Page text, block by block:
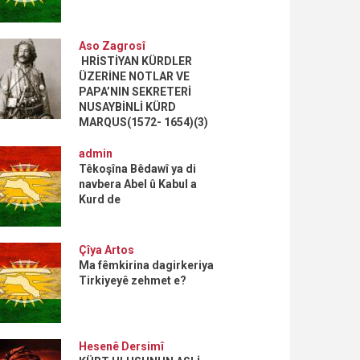
Aso Zagrosî
HRİSTİYAN KÜRDLER
ÜZERİNE NOTLAR VE
PAPA’NIN SEKRETERİ
NUSAYBİNLİ KÜRD
MARQUS(1572- 1654)(3)
admin
Têkoşîna Bêdawî ya di
navbera Abel û Kabul a
Kurd de
Çîya Artos
Ma fêmkirina dagirkeriya
Tirkiyeyê zehmet e?
Hesenê Dersimî